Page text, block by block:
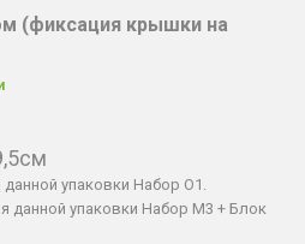
(фиксация крышки на
упаковки Набор O1.
данной упаковки Набор М3 + Блок